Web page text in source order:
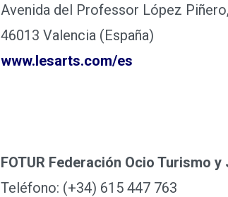
Avenida del Professor López
46013 Valencia (España)
www.lesarts.com/es
FOTUR Federación Ocio Turismo
Teléfono: (+34) 615 447 763